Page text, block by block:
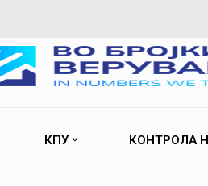
КПУ КОНТРОЛА